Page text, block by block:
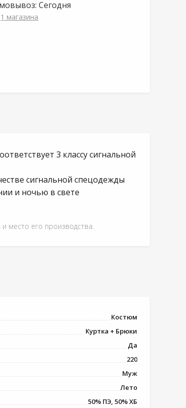
Сегодня
1 магазина
3 классу сигнальной
сигнальной спецодежды
и ночью в свете
место его производства.
Костюм
Куртка + Брюки
Да
220
Муж
Лето
50% ПЭ, 50% ХБ